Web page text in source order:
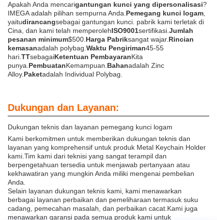
Apakah Anda mencarigantungan kunci yang dipersonalisasi?
IMEGA adalah pilihan sempurna Anda.Pemegang kunci logam,
yaitudirancangsebagai gantungan kunci. pabrik kami terletak di
Cina, dan kami telah memperolehISO9001sertifikasi.Jumlah
pesanan minimum$500.Harga Pabriksangat wajar.Rincian
kemasanadalah polybag.Waktu Pengiriman45-55
hari.TTsebagaiKetentuan PembayaranKita
punya.PembuatanKemampuan.Bahanadalah Zinc
Alloy.Paketadalah Individual Polybag.
Dukungan dan Layanan:
Dukungan teknis dan layanan pemegang kunci logam
Kami berkomitmen untuk memberikan dukungan teknis dan
layanan yang komprehensif untuk produk Metal Keychain Holder
kami.Tim kami dari teknisi yang sangat terampil dan
berpengetahuan tersedia untuk menjawab pertanyaan atau
kekhawatiran yang mungkin Anda miliki mengenai pembelian
Anda.
Selain layanan dukungan teknis kami, kami menawarkan
berbagai layanan perbaikan dan pemeliharaan termasuk suku
cadang, pemecahan masalah, dan perbaikan cacat.Kami juga
menawarkan garansi pada semua produk kami untuk